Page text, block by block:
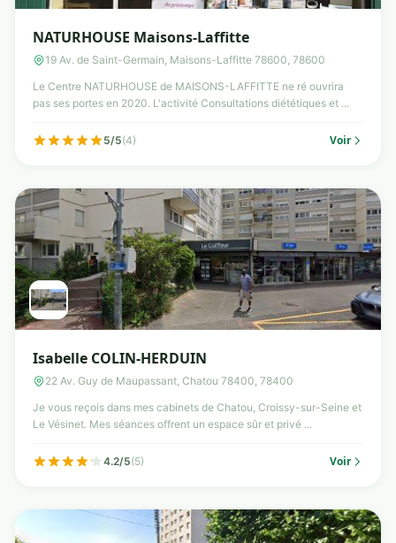
NATURHOUSE Maisons-Laffitte
19 Av. de Saint-Germain, Maisons-Laffitte 78600, 78600
Le Centre NATURHOUSE de MAISONS-LAFFITTE ne ré ouvrira
pas ses portes en 2020. L'activité Consultations diététiques et ...
5/5(4) Voir
Isabelle COLIN-HERDUIN
22 Av. Guy de Maupassant, Chatou 78400, 78400
Je vous reçois dans mes cabinets de Chatou, Croissy-sur-Seine et
Le Vésinet. Mes séances offrent un espace sûr et privé ...
4.2/5(5) Voir